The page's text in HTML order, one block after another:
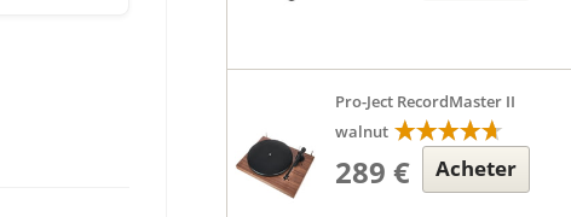
Pro-Ject RecordMaster II
walnut
289 € Acheter